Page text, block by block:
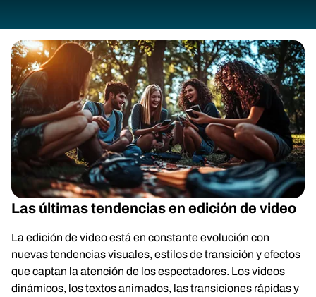
Las últimas tendencias en edición de video
La edición de video está en constante evolución con
nuevas tendencias visuales, estilos de transición y efectos
que captan la atención de los espectadores. Los videos
dinámicos, los textos animados, las transiciones rápidas y